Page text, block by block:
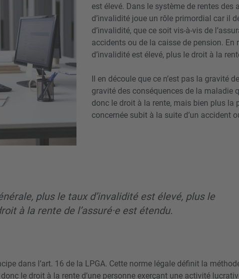
est élevé. Dans le système de rentes des
d’invalidité joue un rôle primordial car il
d’invalidité, que ce soit vis-à-vis de
accidents ou de la caisse de pension. En
d’invalidité est élevé, plus le droit à la
Il en découle que ce n’est pas la gravité
gravité des conséquences de la maladie
donc le droit à la rente, mais bien plus la
concernée subit à la suite d’un accident
plus le taux d’invalidité est élevé, plus le
à la rente de l’assuré·e est étendu.
dans l’art. 16 de la LPGA. Cette norme légale définit la
le droit à la rente d’une personne exerçant une activité